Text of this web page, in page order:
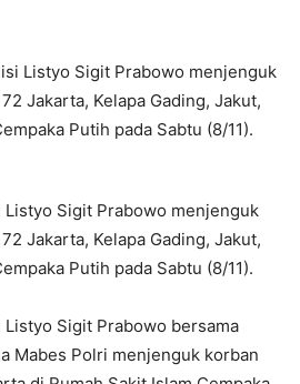
Sigit Prabowo menjenguk
Jakarta, Kelapa Gading, Jakut,
Putih pada Sabtu (8/11).
Sigit Prabowo bersama
Mabes Polri menjenguk korban